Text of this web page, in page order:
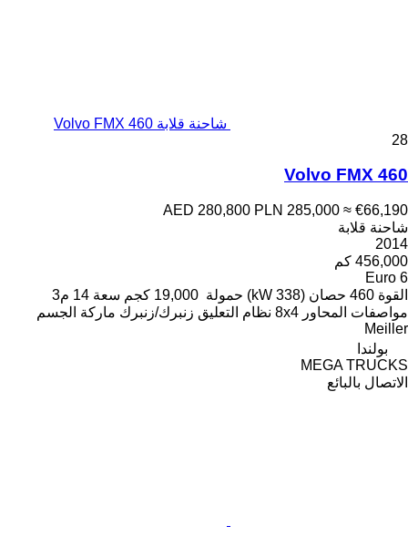
شاحنة قلابة Volvo FMX 460
28
Volvo FMX 460
AED 280,800 PLN 285,000 ≈ €66,190
شاحنة قلابة
2014
456,000 كم
Euro 6
القوة 460 حصان (338 kW) حمولة 19,000 كجم سعة 14 م3
مواصفات المحاور 8x4 نظام التعليق زنبرك/زنبرك ماركة الجسم
Meiller
بولندا
MEGA TRUCKS
الاتصال بالبائع